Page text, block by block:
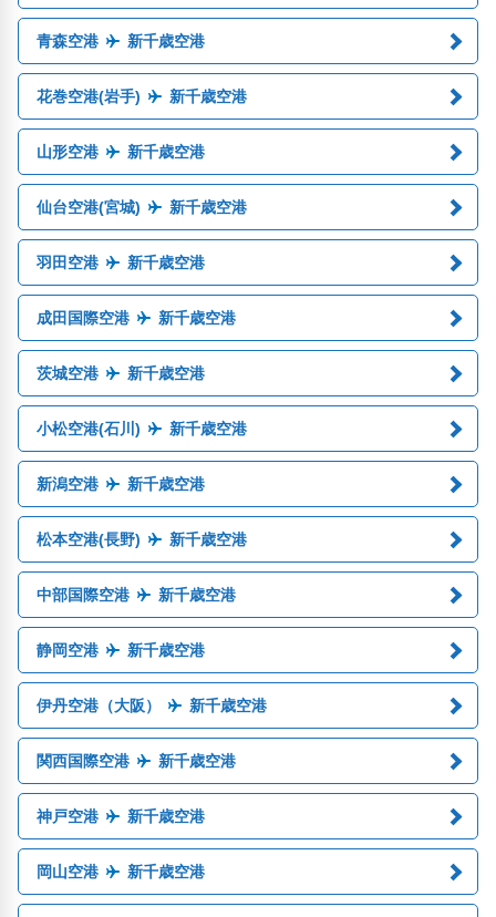
青森空港 新千歳空港
花巻空港(岩手) 新千歳空港
山形空港 新千歳空港
仙台空港(宮城) 新千歳空港
羽田空港 新千歳空港
成田国際空港 新千歳空港
茨城空港 新千歳空港
小松空港(石川) 新千歳空港
新潟空港 新千歳空港
松本空港(長野) 新千歳空港
中部国際空港 新千歳空港
静岡空港 新千歳空港
伊丹空港（大阪） 新千歳空港
関西国際空港 新千歳空港
神戸空港 新千歳空港
岡山空港 新千歳空港